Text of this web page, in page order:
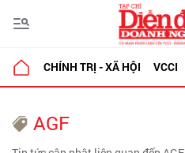
CHÍNH TRỊ - XÃ HỘI VCCI
AGF